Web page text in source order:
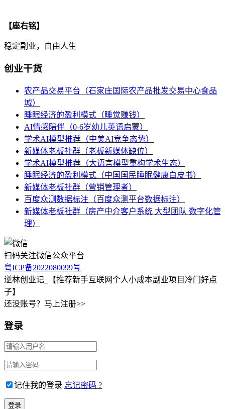
【座右铭】
稳定副业，自由人生
创业干货
农产品交易平台（石家庄国际农产品批发交易中心食品
城）
睡眠经济的盈利模式（睡觉赚钱）
AI情感陪伴（0-6岁幼儿英语启蒙）
学术AI模型推荐（中美AI竞争态势）
新媒体老板社群（老板新媒体缺位）
学术AI模型推荐（大语言模型重构学术生态）
睡眠经济的盈利模式（中国国民睡眠健康白皮书）
新媒体老板社群（营销管理者）
百度众测数据标注（百度众测平台数据标注）
新媒体老板社群（房产中介客户系统 大型团队 数字化管
理）
扫码关注微信公众平台
粤ICP备2022080099号
逆林创业记_【推荐新手互联网个人小成本副业项目冷门好点
子】
还没账号？马上注册>>
登录
记住我的登录 忘记密码 ?